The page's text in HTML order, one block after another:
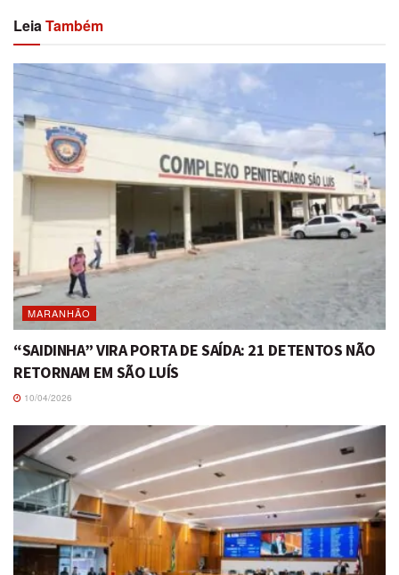
LeiaTambém
MARANHÃO
“SAIDINHA” VIRA PORTA DE SAÍDA: 21 DETENTOS NÃO
RETORNAM EM SÃO LUÍS
10/04/2026